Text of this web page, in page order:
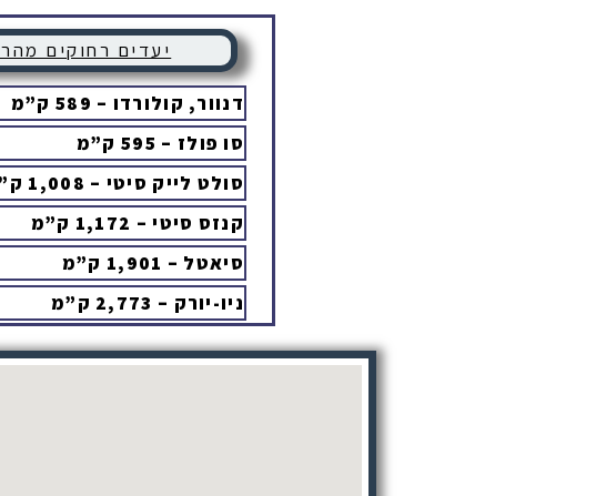
יעדים רחוקים
דנוור, קולורדו – 589 ק”מ
סו פולז – 595 ק”מ
סולט לייק סיטי – 1,008 ק”מ
קנזס סיטי – 1,172 ק”מ
סיאטל – 1,901 ק”מ
ניו-יורק – 2,773 ק”מ